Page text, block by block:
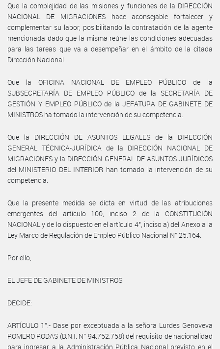
Que la complejidad de las misiones y funciones de la DIRECCIÓN
NACIONAL DE MIGRACIONES hace aconsejable fortalecer y
complementar su labor, posibilitando la contratación de la agente
mencionada dado que la misma reúne las condiciones adecuadas
para las tareas que va a desempeñar en el ámbito de la citada
Dirección Nacional.
Que la OFICINA NACIONAL DE EMPLEO PÚBLICO de la
SUBSECRETARÍA DE EMPLEO PÚBLICO de la SECRETARÍA DE
GESTIÓN Y EMPLEO PÚBLICO de la JEFATURA DE GABINETE DE
MINISTROS ha tomado la intervención de su competencia.
Que la DIRECCIÓN DE ASUNTOS LEGALES de la DIRECCIÓN
GENERAL TÉCNICA-JURÍDICA de la DIRECCIÓN NACIONAL DE
MIGRACIONES y la DIRECCIÓN GENERAL DE ASUNTOS JURÍDICOS
del MINISTERIO DEL INTERIOR han tomado la intervención de su
competencia.
Que la presente medida se dicta en virtud de las atribuciones
emergentes del artículo 100, inciso 2 de la CONSTITUCIÓN
NACIONAL y de lo dispuesto en el artículo 4°, inciso a) del Anexo a la
Ley Marco de Regulación de Empleo Público Nacional N° 25.164.
Por ello,
EL JEFE DE GABINETE DE MINISTROS
DECIDE:
ARTÍCULO 1°.- Dase por exceptuada a la señora Lurdes Genoveva
ROMERO RODAS (D.N.I. N° 94.752.758) del requisito de nacionalidad
para ingresar a la Administración Pública Nacional previsto en el